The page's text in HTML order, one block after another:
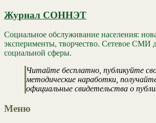
Журнал СОННЭТ
Социальное обслуживание населения:
эксперименты, творчество. Сетевое СМИ
социальной сферы.
Читайте бесплатно, публикуйте
методические наработки,
официальные свидетельства о
Меню